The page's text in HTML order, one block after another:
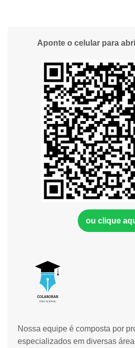
Nossa equipe é composta por
especializados em diversas
Aponte o celular para
ou clique